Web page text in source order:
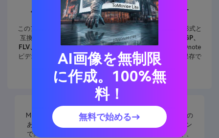
任意のビデオ形式が受け入れられます
このアプリは、次のような多数のビデオおよびオーディオ形式と
互換性があります。MP4、MP3、MKV、MOV、WMV、3GP、
FLV、AVI、MPG、M4V、MPEG、WAV、その他多数。REDnote
ビデオから透かしを削除した後、REDnoteを任意の形式で保存で
きます。メディアコンバータ.
Media.io REDnote watermark remover は、体験する価値の
ある非常に直感的なインターフェイスを備えたオンライン
で簡単なプログラムです。REDnote 動画のアップロード、
AI画像を無制限
に作成。100%無
料！
無料で始める→